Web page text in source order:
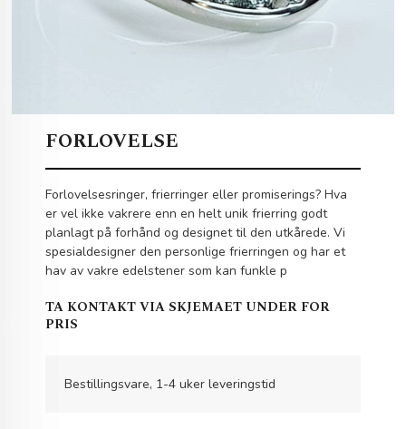
FORLOVELSE
Forlovelsesringer, frierringer eller promiserings? Hva
er vel ikke vakrere enn en helt unik frierring godt
planlagt på forhånd og designet til den utkårede. Vi
spesialdesigner den personlige frierringen og har et
hav av vakre edelstener som kan funkle p
TA KONTAKT VIA SKJEMAET UNDER FOR
PRIS
Bestillingsvare, 1-4 uker leveringstid